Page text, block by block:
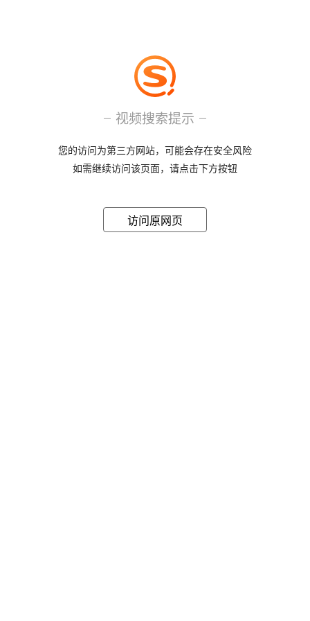
视频搜索提示
您的访问为第三方网站，可能会存在安全风险
如需继续访问该页面，请点击下方按钮
访问原网页